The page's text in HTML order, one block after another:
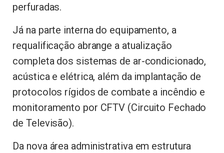
perfuradas.
Já na parte interna do equipamento, a
requalificação abrange a atualização
completa dos sistemas de ar-condicionado,
acústica e elétrica, além da implantação de
protocolos rígidos de combate a incêndio e
monitoramento por CFTV (Circuito Fechado
de Televisão).
Da nova área administrativa em estrutura